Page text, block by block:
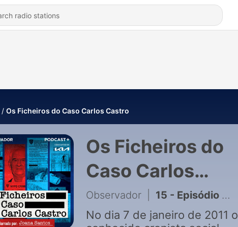
Os Ficheiros do Caso Carlos Castro
Os Ficheiros do
Caso Carlos
Castro
Observador 15 - Episódio 2: Maçonaria, strippers e bares de alterne | A vida dupla do espião traidor
No dia 7 de janeiro de 2011 o